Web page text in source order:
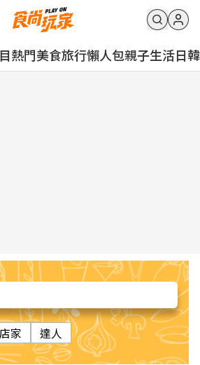
熱門美食旅行懶人包親子生活日韓
店家 達人